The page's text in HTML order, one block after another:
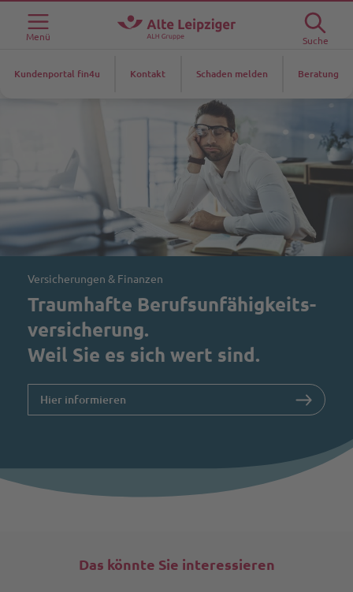
Menü Suche
Kundenportal fin4u Kontakt Schaden melden Beratung
Versicherungen & Finanzen
Traumhafte Berufsunfähigkeits-
versicherung.
Weil Sie es sich wert sind.
Hier informieren
Das könnte Sie interessieren